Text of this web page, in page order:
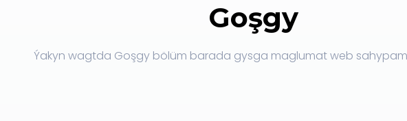
Goşgy
Ýakyn wagtda Goşgy bölüm barada gysga maglumat web